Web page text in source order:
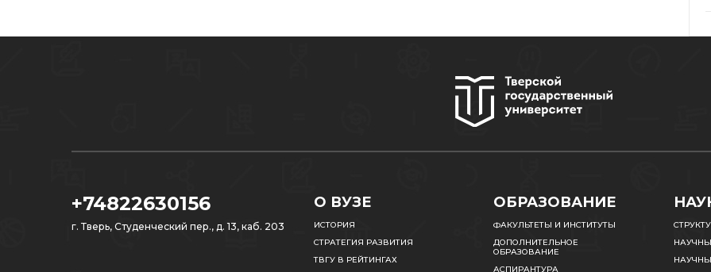
+74822630156
г. Тверь, Студенческий пер., д. 13, каб. 203
О ВУЗЕ
ИСТОРИЯ
СТРАТЕГИЯ РАЗВИТИЯ
ТВГУ В РЕЙТИНГАХ
ОБРАЗОВАНИЕ
ФАКУЛЬТЕТЫ И ИНСТИТУТЫ
ДОПОЛНИТЕЛЬНОЕ
ОБРАЗОВАНИЕ
АСПИРАНТУРА